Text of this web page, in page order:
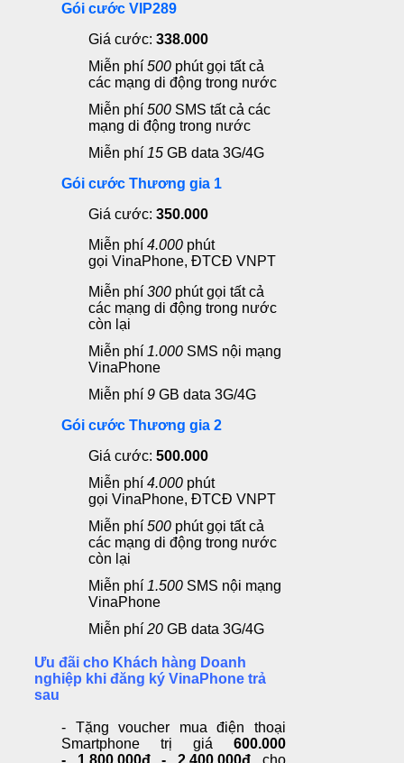
Gói cước VIP289
Giá cước: 338.000
Miễn phí 500 phút gọi tất cả
các mạng di động trong nước
Miễn phí 500 SMS tất cả các
mạng di động trong nước
Miễn phí 15 GB data 3G/4G
Gói cước Thương gia 1
Giá cước: 350.000
Miễn phí 4.000 phút
gọi VinaPhone, ĐTCĐ VNPT
Miễn phí 300 phút gọi tất cả
các mạng di động trong nước
còn lại
Miễn phí 1.000 SMS nội mạng
VinaPhone
Miễn phí 9 GB data 3G/4G
Gói cước Thương gia 2
Giá cước: 500.000
Miễn phí 4.000 phút
gọi VinaPhone, ĐTCĐ VNPT
Miễn phí 500 phút gọi tất cả
các mạng di động trong nước
còn lại
Miễn phí 1.500 SMS nội mạng
VinaPhone
Miễn phí 20 GB data 3G/4G
Ưu đãi cho Khách hàng Doanh
nghiệp khi đăng ký VinaPhone trả
sau
- Tặng voucher mua điện thoại
Smartphone trị giá 600.000